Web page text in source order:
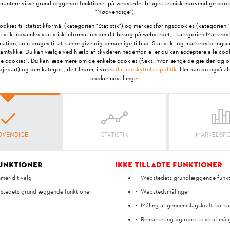
så græsslåningen afbrydes eller ikke startes i tilfælde af
> "Regnsensor". Ved indstilling af 5trins-sensoren trykkes
glemt adgangskoden til iMOW®?
forskellige typer adgangskoder, der begrænser adgangen til
med STIHL ID-brugerkontoen via WLAN eller mobilt internet (kun
affald?
er en bioplæneklipper. Ved bioklipning findeles græsstråene
falder de tilbage i græssets vækstlag, hvor de bliver liggende og går
visse grundlæggende funktioner på webstedet bruges teknisk nødvendige
"Nødvendige").
til statistikformål (kategorien "Statistik") og markedsføringscookies (kategorien
indsamles statistisk information om dit besøg på webstedet, i kategorien
som bruges til at kunne give dig personlige tilbud. Statistik- og
Du kan vælge ved hjælp af skyderen nedenfor, eller du kan acceptere alle
cookies". Du kan læse mere om de enkelte cookies (f.eks. hvor længe de gælder, og
og den kategori, de tilhører, i voresdatabeskyttelsespolitik. Her kan du også
cookieindstillinger.
STATISTIK
dit valg
grundlæggende funktioner
Ikke tilladte funktioner
Webstedets grundlæggende
Webstedsmålinger
Måling af gennemslagskraft for
Remarketing og oprettelse af